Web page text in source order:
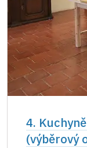
4.
(výběrový